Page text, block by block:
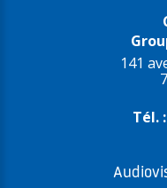
141
Tél. :